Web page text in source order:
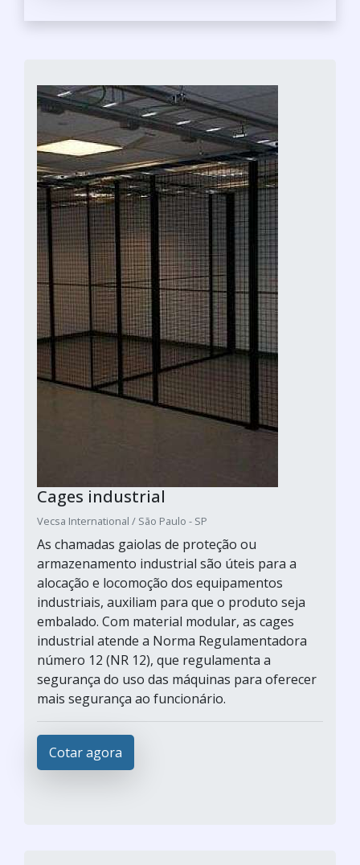
Cages industrial
Vecsa International / São Paulo - SP
As chamadas gaiolas de proteção ou
armazenamento industrial são úteis para a
alocação e locomoção dos equipamentos
industriais, auxiliam para que o produto seja
embalado. Com material modular, as cages
industrial atende a Norma Regulamentadora
número 12 (NR 12), que regulamenta a
segurança do uso das máquinas para oferecer
mais segurança ao funcionário.
Cotar agora